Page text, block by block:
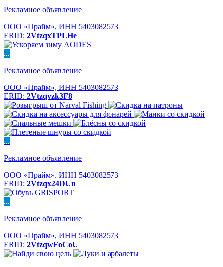
Рекламное объявление
ООО «Прайм», ИНН 5403082573
ERID: 2VtzqxTPLHe
...
Рекламное объявление
ООО «Прайм», ИНН 5403082573
ERID: 2Vtzqvzk3F8
...
Рекламное объявление
ООО «Прайм», ИНН 5403082573
ERID: 2Vtzqx24DUn
...
Рекламное объявление
ООО «Прайм», ИНН 5403082573
ERID: 2VtzqwFoCoU